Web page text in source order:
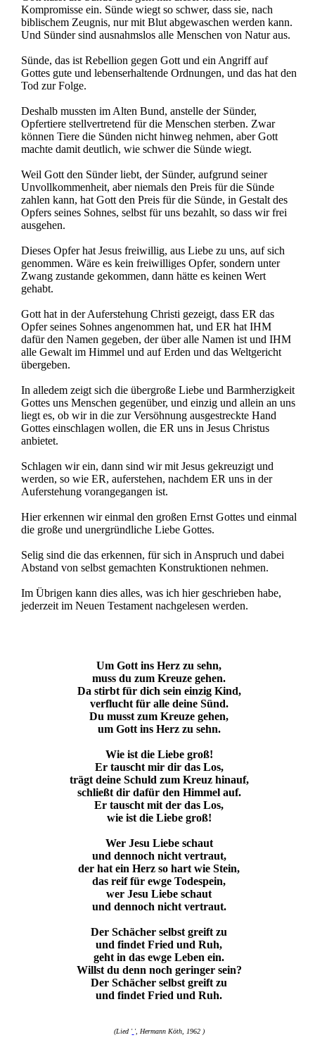
Kompromisse ein. Sünde wiegt so schwer, dass sie, nach
biblischem Zeugnis, nur mit Blut abgewaschen werden kann.
Und Sünder sind ausnahmslos alle Menschen von Natur aus.
Sünde, das ist Rebellion gegen Gott und ein Angriff auf
Gottes gute und lebenserhaltende Ordnungen, und das hat den
Tod zur Folge.
Deshalb mussten im Alten Bund, anstelle der Sünder,
Opfertiere stellvertretend für die Menschen sterben. Zwar
können Tiere die Sünden nicht hinweg nehmen, aber Gott
machte damit deutlich, wie schwer die Sünde wiegt.
Weil Gott den Sünder liebt, der Sünder, aufgrund seiner
Unvollkommenheit, aber niemals den Preis für die Sünde
zahlen kann, hat Gott den Preis für die Sünde, in Gestalt des
Opfers seines Sohnes, selbst für uns bezahlt, so dass wir frei
ausgehen.
Dieses Opfer hat Jesus freiwillig, aus Liebe zu uns, auf sich
genommen. Wäre es kein freiwilliges Opfer, sondern unter
Zwang zustande gekommen, dann hätte es keinen Wert
gehabt.
Gott hat in der Auferstehung Christi gezeigt, dass ER das
Opfer seines Sohnes angenommen hat, und ER hat IHM
dafür den Namen gegeben, der über alle Namen ist und IHM
alle Gewalt im Himmel und auf Erden und das Weltgericht
übergeben.
In alledem zeigt sich die übergroße Liebe und Barmherzigkeit
Gottes uns Menschen gegenüber, und einzig und allein an uns
liegt es, ob wir in die zur Versöhnung ausgestreckte Hand
Gottes einschlagen wollen, die ER uns in Jesus Christus
anbietet.
Schlagen wir ein, dann sind wir mit Jesus gekreuzigt und
werden, so wie ER, auferstehen, nachdem ER uns in der
Auferstehung vorangegangen ist.
Hier erkennen wir einmal den großen Ernst Gottes und einmal
die große und unergründliche Liebe Gottes.
Selig sind die das erkennen, für sich in Anspruch und dabei
Abstand von selbst gemachten Konstruktionen nehmen.
Im Übrigen kann dies alles, was ich hier geschrieben habe,
jederzeit im Neuen Testament nachgelesen werden.
Um Gott ins Herz zu sehn,
muss du zum Kreuze gehen.
Da stirbt für dich sein einzig Kind,
verflucht für alle deine Sünd.
Du musst zum Kreuze gehen,
um Gott ins Herz zu sehn.
Wie ist die Liebe groß!
Er tauscht mir dir das Los,
trägt deine Schuld zum Kreuz hinauf,
schließt dir dafür den Himmel auf.
Er tauscht mit der das Los,
wie ist die Liebe groß!
Wer Jesu Liebe schaut
und dennoch nicht vertraut,
der hat ein Herz so hart wie Stein,
das reif für ewge Todespein,
wer Jesu Liebe schaut
und dennoch nicht vertraut.
Der Schächer selbst greift zu
und findet Fried und Ruh,
geht in das ewge Leben ein.
Willst du denn noch geringer sein?
Der Schächer selbst greift zu
und findet Fried und Ruh.
(Lied ' ', Hermann Köth, 1962 )